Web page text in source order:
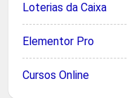
Loterias da Caixa
Elementor Pro
Cursos Online